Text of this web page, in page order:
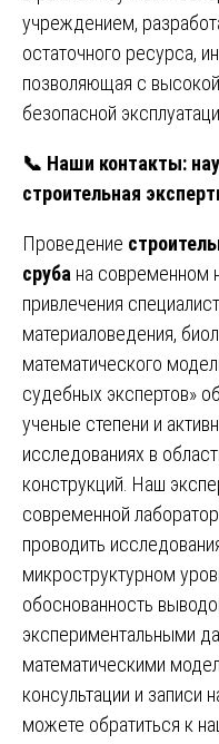
учреждением,
остаточного ресурса,
позволяющая с
безопасной
📞 Наши контакты:
строительная
Проведение
сруба на современном
привлечения
материаловедения,
математического
судебных экспертов»
ученые степени и
исследованиях в
конструкций. Наш
современной
проводить
микроструктурном
обоснованность
экспериментальными
математическими
консультации и записи
можете обратиться к